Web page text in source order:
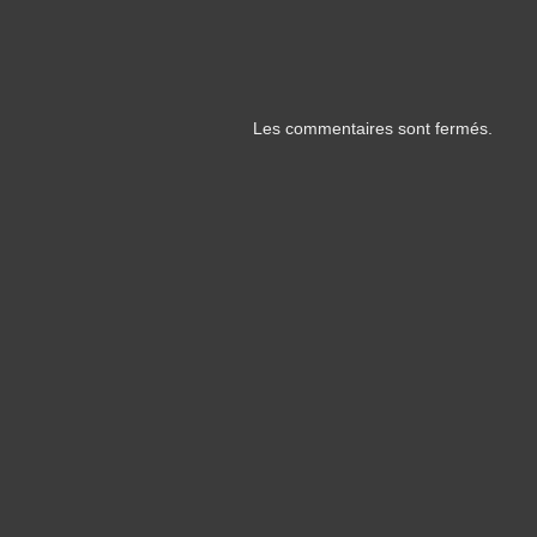
Les commentaires sont fermés.